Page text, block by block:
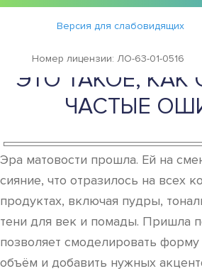
Версия для слабовидящих
Номер лицензии: ЛО-63-01-0516
Статьи ›
МАКИЯЖ
ЭТО ТАКОЕ, КАК
ЧАСТЫЕ
Эра матовости прошла. Ей на
сияние, что отразилось на всех
продуктах, включая пудры,
тени для век и помады. Пришла
позволяет смоделировать
объём и добавить нужных